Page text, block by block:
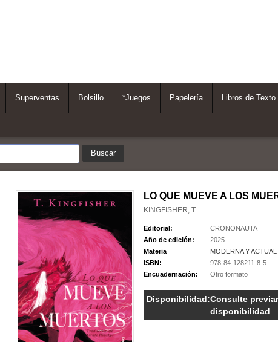
Superventas Bolsillo *Juegos Papelería Libros de Texto
LO QUE MUEVE A LOS
KINGFISHER, T.
Editorial:
CRONONAUTA
Año de edición:
2025
Materia
MODERNA Y ACTUAL
ISBN:
978-84-128211-8-5
Encuadernación:
Otro formato
Disponibilidad:Consulte
disponibilidad